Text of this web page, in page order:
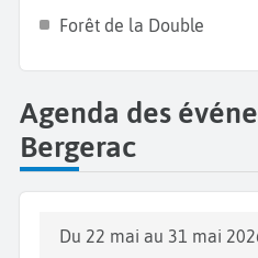
Forêt de la Double
Agenda des
Bergerac
Du 22 mai au 31 mai